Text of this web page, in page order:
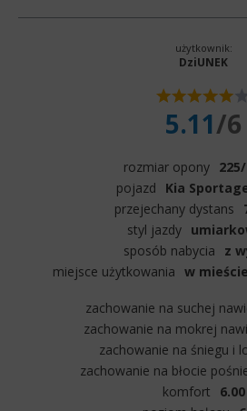
użytkownik:
DziUNEK
5.11/6
rozmiar opony
pojazd
Kia
przejechany dystans
styl jazdy
sposób nabycia
z
miejsce użytkowania w
zachowanie na suchej
zachowanie na mokrej
zachowanie na śniegu i
zachowanie na błocie
komfort
6.00